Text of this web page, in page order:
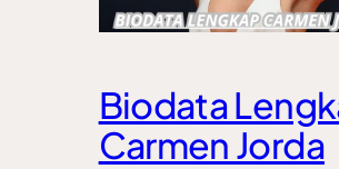
Biodata
Carmen Jorda